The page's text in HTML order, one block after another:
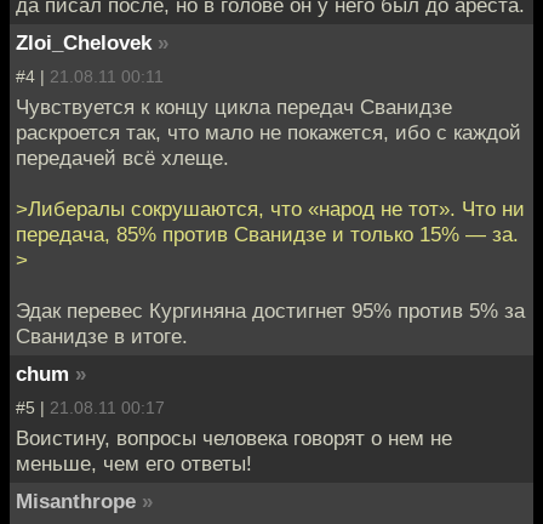
да писал после, но в голове он у него был до ареста.
Zloi_Chelovek »
#4 | 21.08.11 00:11
Чувствуется к концу цикла передач Сванидзе
раскроется так, что мало не покажется, ибо с каждой
передачей всё хлеще.
>Либералы сокрушаются, что «народ не тот». Что ни
передача, 85% против Сванидзе и только 15% — за.
>
Эдак перевес Кургиняна достигнет 95% против 5% за
Сванидзе в итоге.
chum »
#5 | 21.08.11 00:17
Воистину, вопросы человека говорят о нем не
меньше, чем его ответы!
Misanthrope »